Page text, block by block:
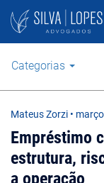
Categorias
Mateus Zorzi •
Empréstimo
estrutura,
a operação